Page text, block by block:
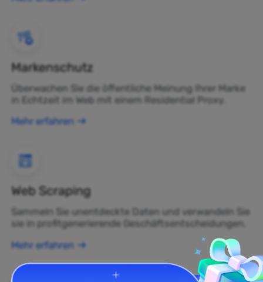
Markenschutz
Überwachen Sie die öffentliche Meinung Ihrer Marke
in Echtzeit im Web mit einem Residential Proxy.
Mehr erfahren
Web Scraping
Sammeln Sie unentdeckte Daten und verwandeln Sie
sie in profitgenerierende Geschäftsentscheidungen.
Mehr erfahren